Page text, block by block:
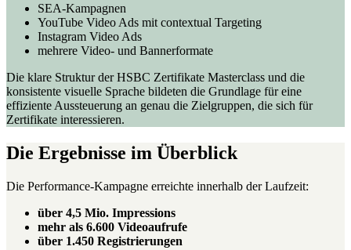
SEA-Kampagnen
YouTube Video Ads mit contextual Targeting
Instagram Video Ads
mehrere Video- und Bannerformate
Die klare Struktur der HSBC Zertifikate Masterclass und die
konsistente visuelle Sprache bildeten die Grundlage für eine
effiziente Aussteuerung an genau die Zielgruppen, die sich für
Zertifikate interessieren.
Die Ergebnisse im Überblick
Die Performance-Kampagne erreichte innerhalb der Laufzeit:
über 4,5 Mio. Impressions
mehr als 6.600 Videoaufrufe
über 1.450 Registrierungen